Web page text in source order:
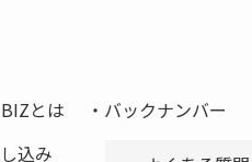
とは バックナンバー
込み